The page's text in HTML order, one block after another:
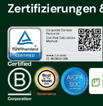
Zertifizierungen